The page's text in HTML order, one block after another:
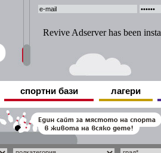
спортни бази лагери